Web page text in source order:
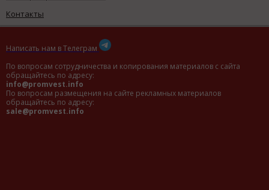
Контакты
Написать нам в Телеграм
По вопросам сотрудничества и копирования материалов с сайта
обращайтесь по адресу:
info@promvest.info
По вопросам размещения на сайте рекламных материалов
обращайтесь по адресу:
sale@promvest.info